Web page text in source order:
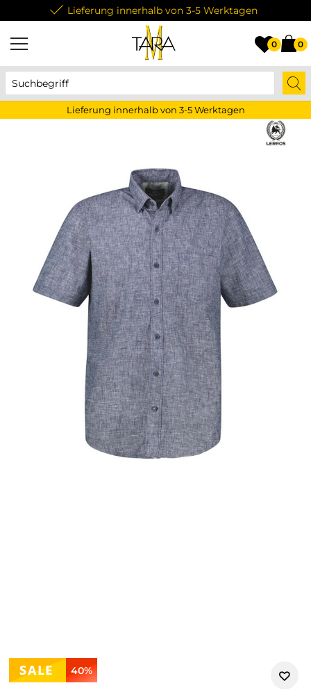
Lieferung innerhalb von 3-5 Werktagen
0 0
Lieferung innerhalb von 3-5 Werktagen
40%